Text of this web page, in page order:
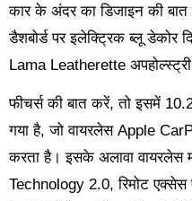
कार के अंदर का डिजाइन की
डैशबोर्ड पर इलेक्ट्रिक ब्लू डेकोर
Lama Leatherette
फीचर्स की बात करें, तो इसमें
गया है, जो वायरलेस Apple
करता है। इसके अलावा वायरलेस
Technology 2.0, रिमोट